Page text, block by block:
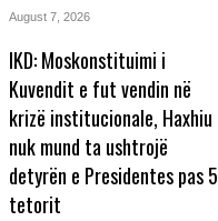
August 7, 2026
IKD: Moskonstituimi i
Kuvendit e fut vendin në
krizë institucionale, Haxhiu
nuk mund ta ushtrojë
detyrën e Presidentes pas 5
tetorit